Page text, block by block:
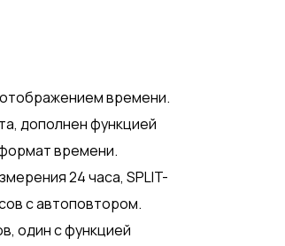
времени.
дополнен функцией
времени.
24 часа, SPLIT-
с автоповтором.
один с функцией